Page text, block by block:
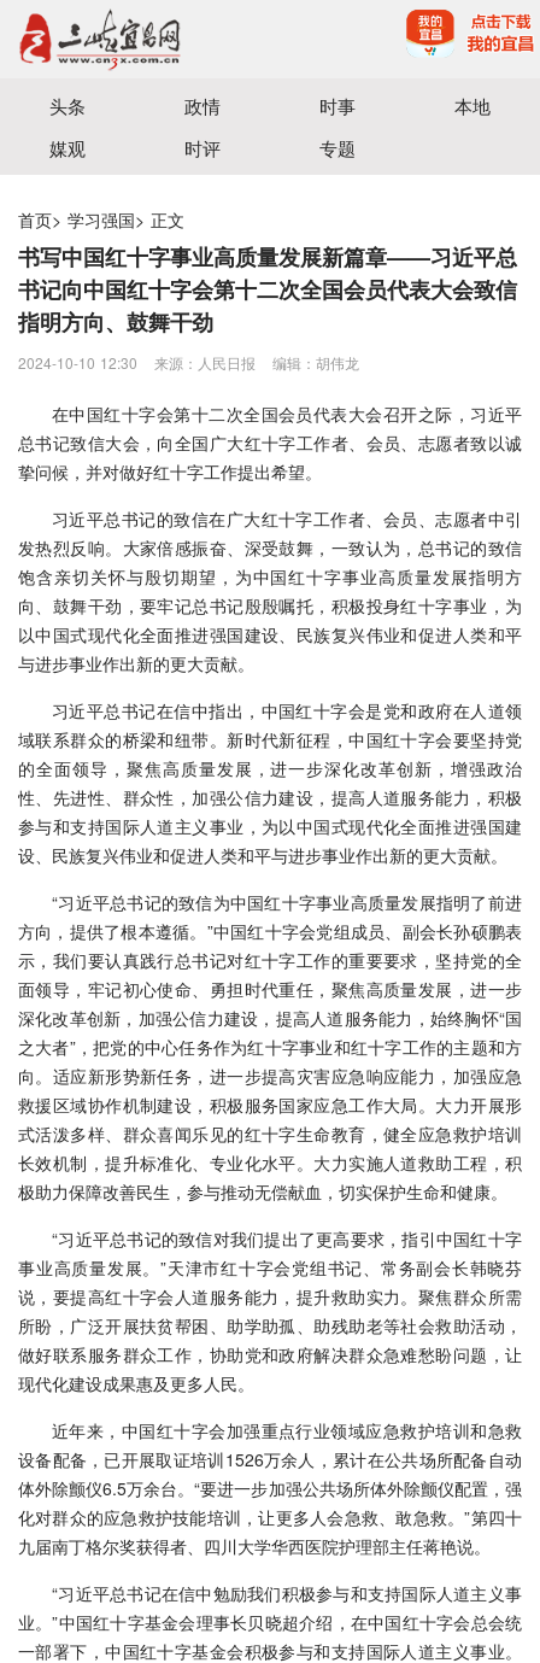
宜昌三峡融媒体中心主办
头条 政情 时事
本地
媒观
时评 专题
首页> 学习强国> 正文
书写中国红十字事业高质量发展新篇章——习近平总
书记向中国红十字会第十二次全国会员代表大会致信
指明方向、鼓舞干劲
2024-10-10 12:30 来源：​人民日报 编辑：胡伟龙
在中国红十字会第十二次全国会员代表大会召开之际，习近平
总书记致信大会，向全国广大红十字工作者、会员、志愿者致以诚
挚问候，并对做好红十字工作提出希望。
习近平总书记的致信在广大红十字工作者、会员、志愿者中引
发热烈反响。大家倍感振奋、深受鼓舞，一致认为，总书记的致信
饱含亲切关怀与殷切期望，为中国红十字事业高质量发展指明方
向、鼓舞干劲，要牢记总书记殷殷嘱托，积极投身红十字事业，为
以中国式现代化全面推进强国建设、民族复兴伟业和促进人类和平
与进步事业作出新的更大贡献。
习近平总书记在信中指出，中国红十字会是党和政府在人道领
域联系群众的桥梁和纽带。新时代新征程，中国红十字会要坚持党
的全面领导，聚焦高质量发展，进一步深化改革创新，增强政治
性、先进性、群众性，加强公信力建设，提高人道服务能力，积极
参与和支持国际人道主义事业，为以中国式现代化全面推进强国建
设、民族复兴伟业和促进人类和平与进步事业作出新的更大贡献。
“习近平总书记的致信为中国红十字事业高质量发展指明了前进
方向，提供了根本遵循。”中国红十字会党组成员、副会长孙硕鹏表
示，我们要认真践行总书记对红十字工作的重要要求，坚持党的全
面领导，牢记初心使命、勇担时代重任，聚焦高质量发展，进一步
深化改革创新，加强公信力建设，提高人道服务能力，始终胸怀“国
之大者”，把党的中心任务作为红十字事业和红十字工作的主题和方
向。适应新形势新任务，进一步提高灾害应急响应能力，加强应急
救援区域协作机制建设，积极服务国家应急工作大局。大力开展形
式活泼多样、群众喜闻乐见的红十字生命教育，健全应急救护培训
长效机制，提升标准化、专业化水平。大力实施人道救助工程，积
极助力保障改善民生，参与推动无偿献血，切实保护生命和健康。
“习近平总书记的致信对我们提出了更高要求，指引中国红十字
事业高质量发展。”天津市红十字会党组书记、常务副会长韩晓芬
说，要提高红十字会人道服务能力，提升救助实力。聚焦群众所需
所盼，广泛开展扶贫帮困、助学助孤、助残助老等社会救助活动，
做好联系服务群众工作，协助党和政府解决群众急难愁盼问题，让
现代化建设成果惠及更多人民。
近年来，中国红十字会加强重点行业领域应急救护培训和急救
设备配备，已开展取证培训1526万余人，累计在公共场所配备自动
体外除颤仪6.5万余台。“要进一步加强公共场所体外除颤仪配置，强
化对群众的应急救护技能培训，让更多人会急救、敢急救。”第四十
九届南丁格尔奖获得者、四川大学华西医院护理部主任蒋艳说。
“习近平总书记在信中勉励我们积极参与和支持国际人道主义事
业。”中国红十字基金会理事长贝晓超介绍，在中国红十字会总会统
一部署下，中国红十字基金会积极参与和支持国际人道主义事业。